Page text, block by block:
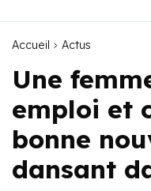
Accueil Actus
Une
emploi et
bonne
dansant